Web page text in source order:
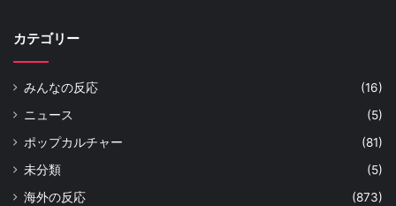
カテゴリー
みんなの反応
(16)
ニュース
(5)
ポップカルチャー
(81)
未分類
(5)
海外の反応
(873)